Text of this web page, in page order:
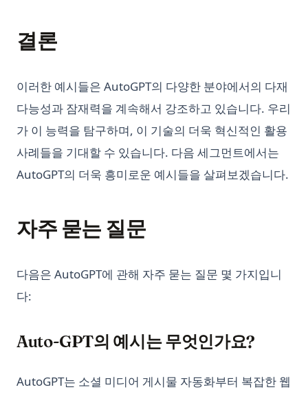
결론
이러한 예시들은 AutoGPT의 다양한 분야에서의 다재
다능성과 잠재력을 계속해서 강조하고 있습니다. 우리
가 이 능력을 탐구하며, 이 기술의 더욱 혁신적인 활용
사례들을 기대할 수 있습니다. 다음 세그먼트에서는
AutoGPT의 더욱 흥미로운 예시들을 살펴보겠습니다.
자주 묻는 질문
다음은 AutoGPT에 관해 자주 묻는 질문 몇 가지입니
다:
Auto-GPT의 예시는 무엇인가요?
AutoGPT는 소셜 미디어 게시물 자동화부터 복잡한 웹